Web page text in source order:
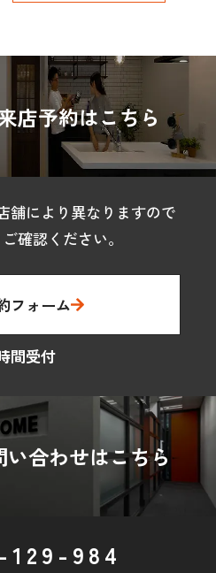
店予約はこちら
舗により異なりますので
確認ください。
フォーム
間受付
合わせはこちら
129-984